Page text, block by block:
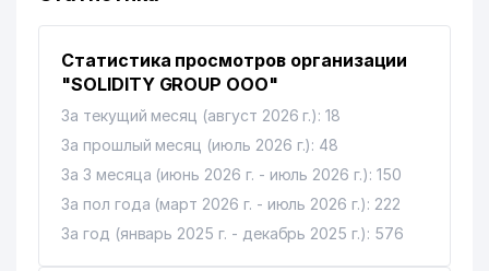
Статистика просмотров организации
"SOLIDITY GROUP ООО"
За текущий месяц (август 2026 г.): 18
За прошлый месяц (июль 2026 г.): 48
За 3 месяца (июнь 2026 г. - июль 2026 г.): 150
За пол года (март 2026 г. - июль 2026 г.): 222
За год (январь 2025 г. - декабрь 2025 г.): 576